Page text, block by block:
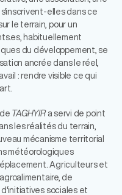
elles dans ce
le terrain, pour un
habituellement
du développement, se
ancrée dans le réel,
: rendre visible ce qui
TAGHYIRa servi de point
les réalités du terrain,
mécanisme territorial
météorologiques
Agriculteurs et
de
sociales et